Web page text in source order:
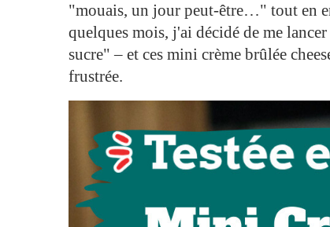
"mouais, un jour peut-être…" tout en
quelques mois, j'ai décidé de me
sucre" – et ces mini crème brûlée
frustrée.